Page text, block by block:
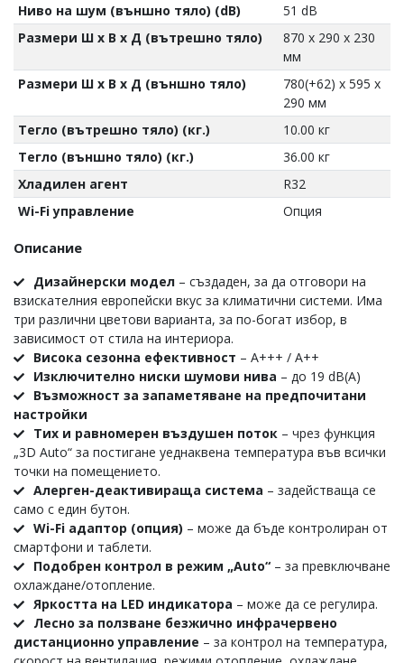
Ниво на шум (външно тяло) (dB)
51 dB
Размери Ш х В х Д (вътрешно тяло)
870 x 290 x 230
мм
Размери Ш х В х Д (външно тяло)
780(+62) x 595 x
290 мм
Тегло (вътрешно тяло) (кг.)
10.00 кг
Тегло (външно тяло) (кг.)
36.00 кг
Хладилен агент
R32
Wi-Fi управление
Опция
Описание
Дизайнерски модел – създаден, за да отговори на
взискателния европейски вкус за климатични системи. Има
три различни цветови варианта, за по-богат избор, в
зависимост от стила на интериора.
Висока сезонна ефективност – A+++ / A++
Изключително ниски шумови нива – до 19 dB(A)
Възможност за запаметяване на предпочитани
настройки
Тих и равномерен въздушен поток – чрез функция
„3D Auto“ за постигане уеднаквена температура във всички
точки на помещението.
Алерген-деактивираща система – задействаща се
само с един бутон.
Wi-Fi адаптор (опция) – може да бъде контролиран от
смартфони и таблети.
Подобрен контрол в режим „Auto“ – за превключване
охлаждане/отопление.
Яркостта на LED индикатора – може да се регулира.
Лесно за ползване безжично инфрачервено
дистанционно управление – за контрол на температура,